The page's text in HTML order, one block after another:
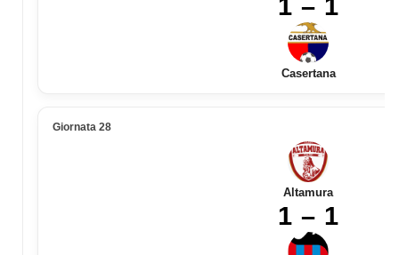
1 – 1
Casertana
Giornata 28
Altamura
1 – 1